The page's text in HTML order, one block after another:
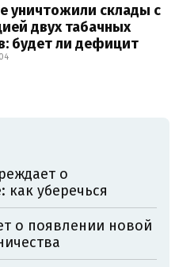
уничтожили склады с
двух табачных
будет ли дефицит
о
уберечься
о появлении новой